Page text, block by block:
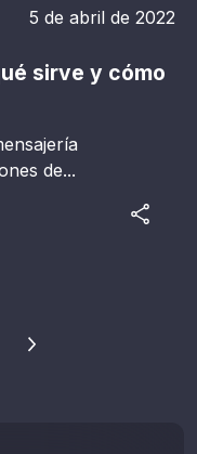
5 de abril de 2022
sirve y cómo
de...